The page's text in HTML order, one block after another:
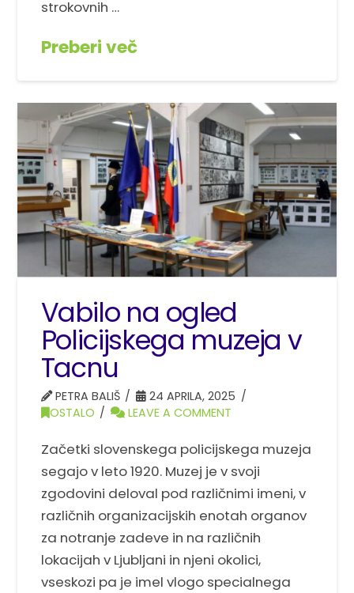
strokovnih …
Preberi več
Vabilo na ogled
Policijskega muzeja v
Tacnu
PETRA BALIŠ
24 APRILA, 2025
OSTALO
LEAVE A COMMENT
Začetki slovenskega policijskega muzeja
segajo v leto 1920. Muzej je v svoji
zgodovini deloval pod različnimi imeni, v
različnih organizacijskih enotah organov
za notranje zadeve in na različnih
lokacijah v Ljubljani in njeni okolici,
vseskozi pa je imel vlogo specialnega